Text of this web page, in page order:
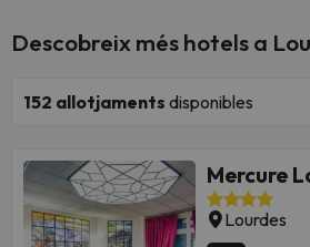
Descobreix més hotels a
152 allotjaments disponibles
Mercure
Lourdes